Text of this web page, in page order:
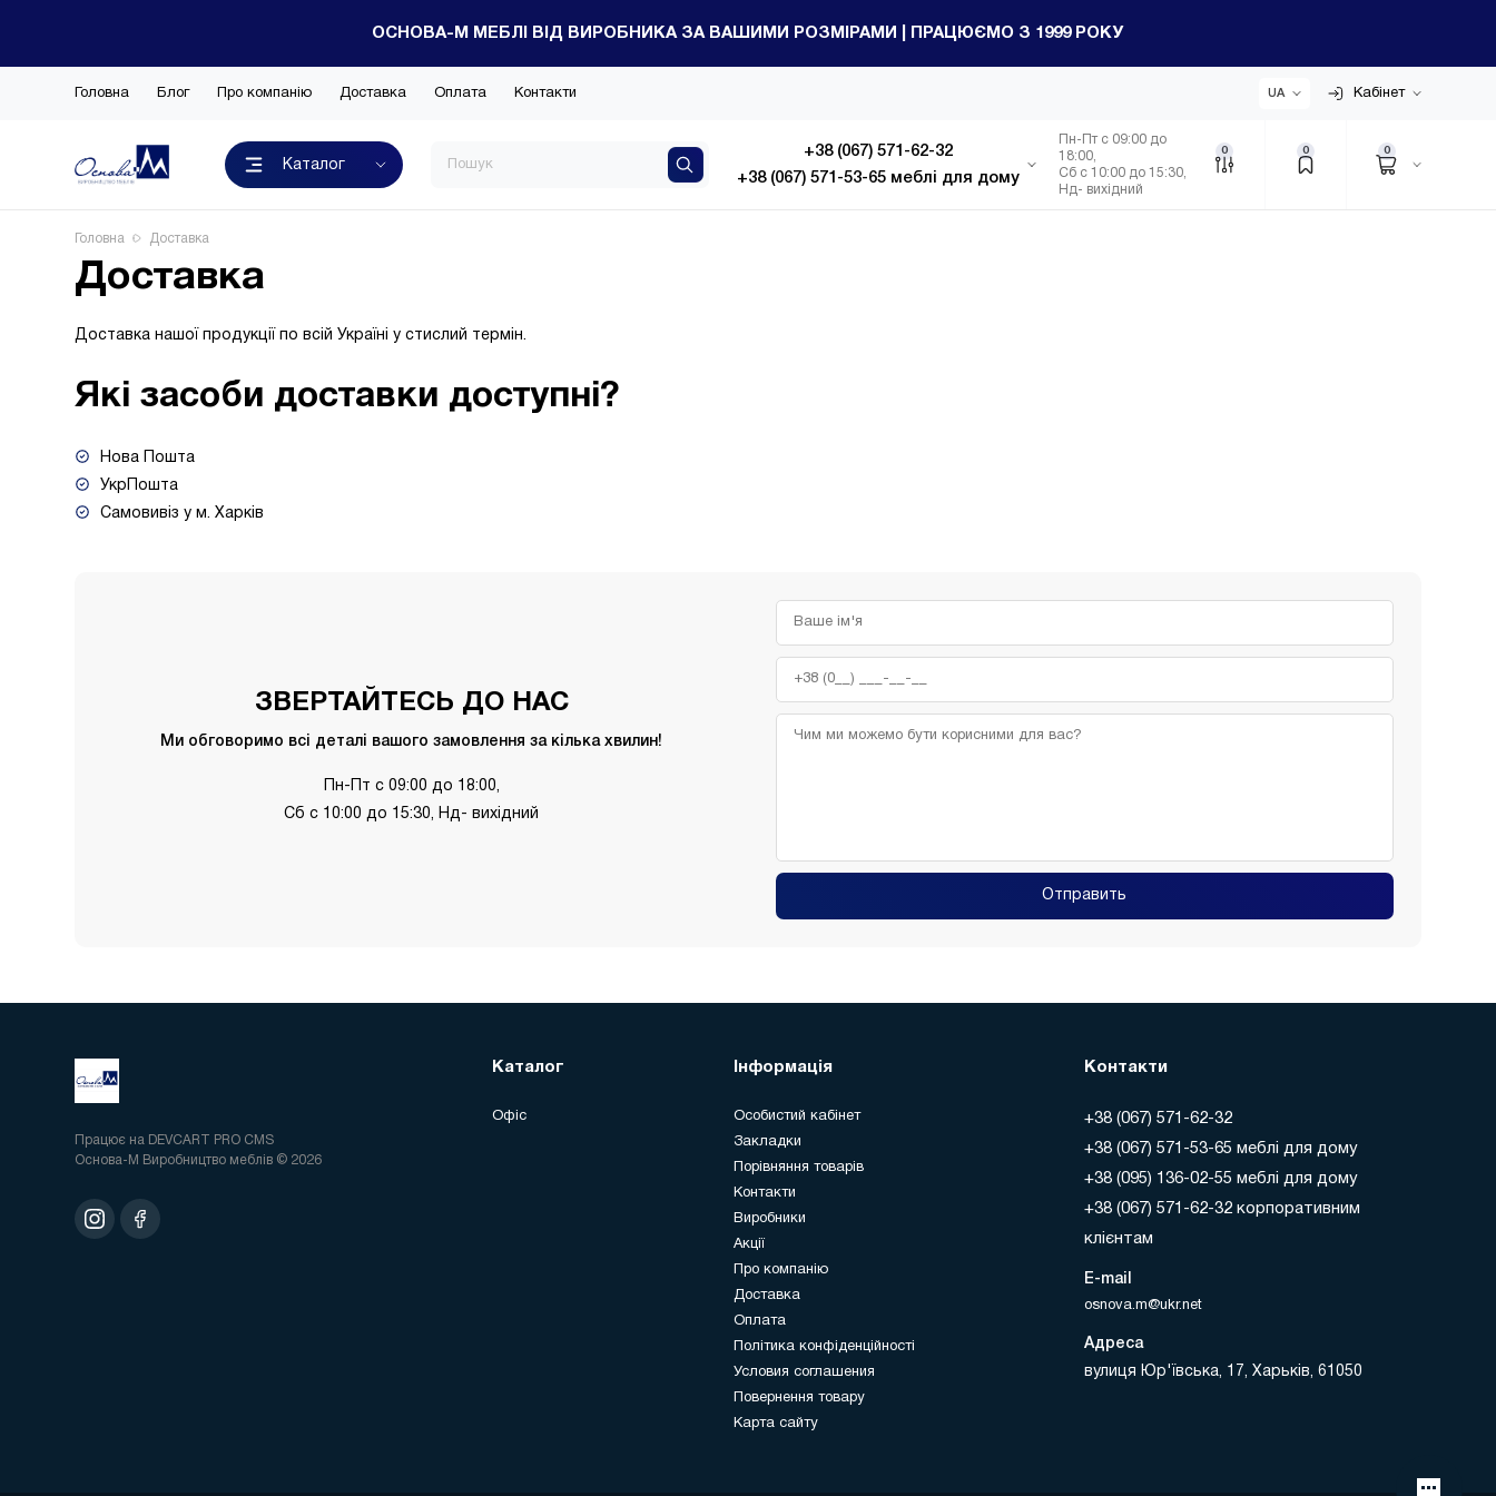
ОСНОВА-М МЕБЛІ ВІД ВИРОБНИКА ЗА ВАШИМИ РОЗМІРАМИ | ПРАЦЮЄМО З 1999 РОКУ
Головна Блог Про компанію Доставка Оплата Контакти UA Кабінет
Каталог
+38 (067) 571-62-32
+38 (067) 571-53-65 меблі для дому
Пн-Пт с 09:00 до
18:00,
Сб с 10:00 до 15:30,
Нд- вихідний
0 0 0
Головна Доставка
Доставка
Доставка нашої продукції по всій Україні у стислий термін.
Які засоби доставки доступні?
Нова Пошта
УкрПошта
Самовивіз у м. Харків
ЗВЕРТАЙТЕСЬ ДО НАС
Ми обговоримо всі деталі вашого замовлення за кілька хвилин!
Пн-Пт с 09:00 до 18:00,
Сб с 10:00 до 15:30, Нд- вихідний
Отправить
Працює на
DEVCART PRO CMS
Основа-М Виробництво меблів © 2026
Каталог
Офіс
Інформація
Особистий кабінет
Закладки
Порівняння товарів
Контакти
Виробники
Акції
Про компанію
Доставка
Оплата
Політика конфіденційності
Условия соглашения
Повернення товару
Карта сайту
Контакти
+38 (067) 571-62-32
+38 (067) 571-53-65 меблі для дому
+38 (095) 136-02-55 меблі для дому
+38 (067) 571-62-32 корпоративним
клієнтам
E-mail
osnova.m@ukr.net
Адреса
вулиця Юр'ївська, 17, Харьків, 61050